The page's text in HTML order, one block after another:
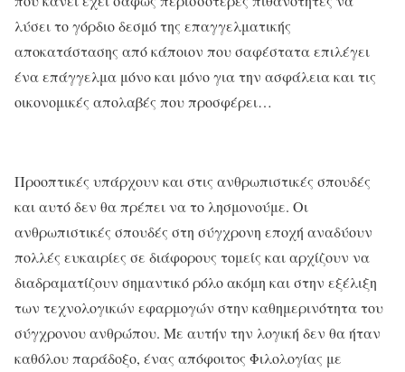
λύσει το γόρδιο δεσμό της επαγγελματικής
αποκατάστασης από κάποιον που σαφέστατα επιλέγει
ένα επάγγελμα μόνο και μόνο για την ασφάλεια και τις
οικονομικές απολαβές που προσφέρει…
Προοπτικές υπάρχουν και στις ανθρωπιστικές σπουδές
και αυτό δεν θα πρέπει να το λησμονούμε. Οι
ανθρωπιστικές σπουδές στη σύγχρονη εποχή αναδύουν
πολλές ευκαιρίες σε διάφορους τομείς και αρχίζουν να
διαδραματίζουν σημαντικό ρόλο ακόμη και στην εξέλιξη
των τεχνολογικών εφαρμογών στην καθημερινότητα του
σύγχρονου ανθρώπου. Με αυτήν την λογική δεν θα ήταν
καθόλου παράδοξο, ένας απόφοιτος Φιλολογίας με